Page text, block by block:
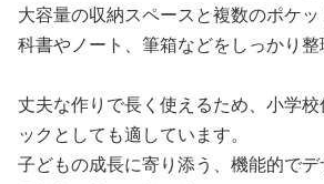
大容量の収納スペースと複数のポケ
科書やノート、筆箱などをしっかり整
丈夫な作りで長く使えるため、小学
ックとしても適しています。
子どもの成長に寄り添う、機能的で